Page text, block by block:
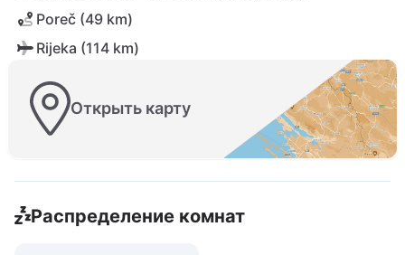
Poreč (49 km)
Rijeka (114 km)
Открыть карту
Распределение комнат